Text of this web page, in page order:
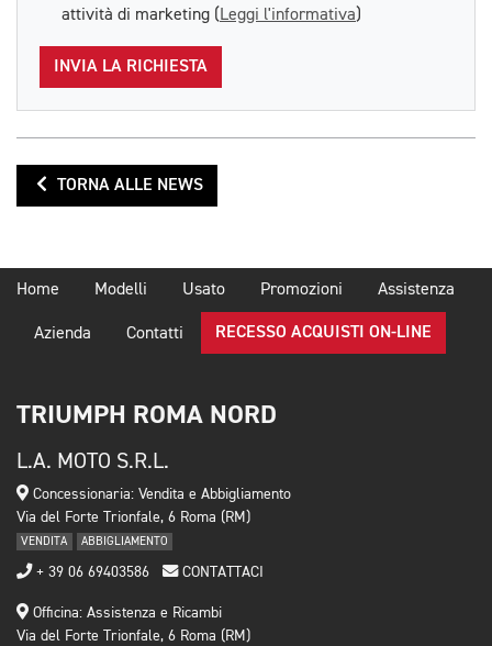
attività di marketing (Leggi l'informativa)
INVIA LA RICHIESTA
TORNA ALLE NEWS
Home Modelli Usato Promozioni Assistenza
Azienda Contatti RECESSO ACQUISTI ON-LINE
TRIUMPH ROMA NORD
L.A. MOTO S.R.L.
Concessionaria: Vendita e Abbigliamento
Via del Forte Trionfale, 6 Roma (RM)
VENDITA ABBIGLIAMENTO
+ 39 06 69403586 CONTATTACI
Officina: Assistenza e Ricambi
Via del Forte Trionfale, 6 Roma (RM)